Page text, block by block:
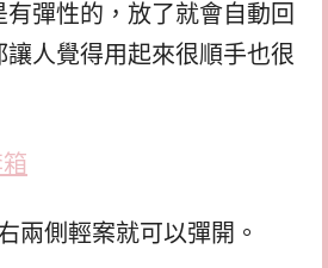
彈性的，放了就會自動回
人覺得用起來很順手也很
兩側輕案就可以彈開。